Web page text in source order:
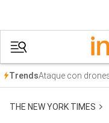
TrendsAtaque con
THE NEW YORK TIMES